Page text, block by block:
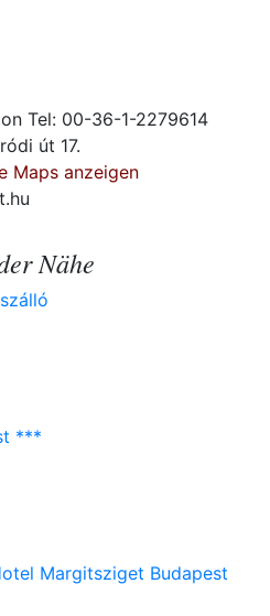
Tel: 00-36-1-2279614
út 17.
Maps anzeigen
Nähe
***
Margitsziget Budapest